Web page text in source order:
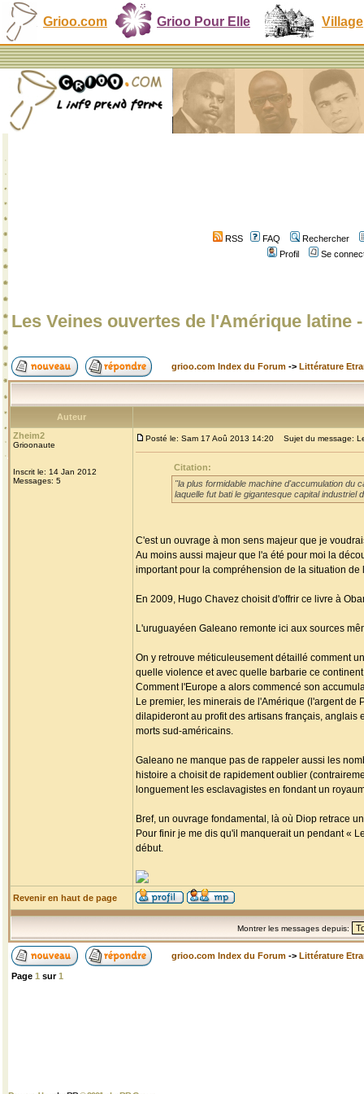
Grioo.com Grioo Pour Elle Village
RSS FAQ
Rechercher
Profil
Se
Les Veines ouvertes de l'Amérique latine
grioo.com Index du Forum -> Littérature
Auteur
Zheim2
Grioonaute
Inscrit le: 14 Jan 2012
Messages: 5
Posté le: Sam 17 Aoû 2013 14:20 Sujet du message:
Citation:
"la plus formidable machine d'accumulation du
laquelle fut bati le gigantesque capital industriel
C'est un ouvrage à mon sens majeur que je
Au moins aussi majeur que l'a été pour moi la
important pour la compréhension de la situation
En 2009, Hugo Chavez choisit d'offrir ce livre à
L'uruguayéen Galeano remonte ici aux sources
On y retrouve méticuleusement détaillé comment
quelle violence et avec quelle barbarie ce
Comment l'Europe a alors commencé son
Le premier, les minerais de l'Amérique (l'argent
dilapideront au profit des artisans français,
morts sud-américains.
Galeano ne manque pas de rappeler aussi les
histoire a choisit de rapidement oublier
longuement les esclavagistes en fondant un
Bref, un ouvrage fondamental, là où Diop retrace
Pour finir je me dis qu'il manquerait un pendant «
début.
Revenir en haut de page
Montrer les messages depuis:
grioo.com Index du Forum -> Littérature
Page 1 sur1